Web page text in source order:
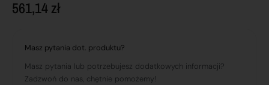
561,14zł
Masz pytania dot. produktu?
Masz pytania lub potrzebujesz dodatkowych informacji?
Zadzwoń do nas, chętnie pomożemy!